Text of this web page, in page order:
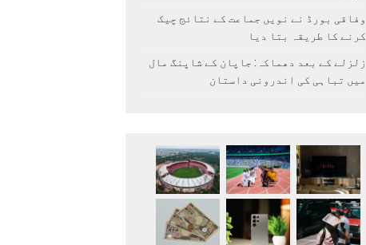
وفاقی بورڈ نے نویں جماعت کے نتائج چیک
کرنے کا طریقہ بتا دیا
زلزلے کے بعد دھماکہ: جاپان کے شاپنگ مال
میں تباہی کی اندرونی داستان